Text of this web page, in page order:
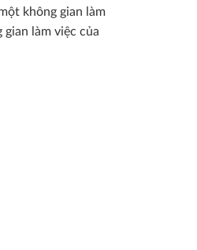
không gian làm
làm việc của